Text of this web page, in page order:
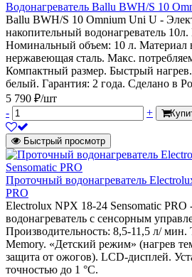
Водонагреватель Ballu BWH/S 10
Ballu BWH/S 10 Omnium Uni U -
накопительный водонагреватель
Номинальный объем: 10 л. Материал
нержавеющая сталь. Макс.
Компактный размер. Быстрый
белый. Гарантия: 2 года. Сделано в
5 790 ₽/шт
-
+
Быстрый просмотр
Проточный водонагреватель
PRO
Electrolux NPX 18-24 Sensomatic
водонагреватель с сенсорным
Производительность: 8,5-11,5 л/
Memory. «Детский режим» (нагрев
защита от ожогов). LCD-дисплей.
точностью до 1 °С.